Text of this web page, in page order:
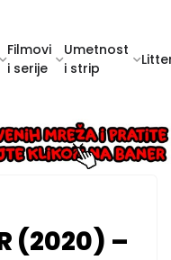
Filmovi
i serije
Umetnost
i strip
(2020) –